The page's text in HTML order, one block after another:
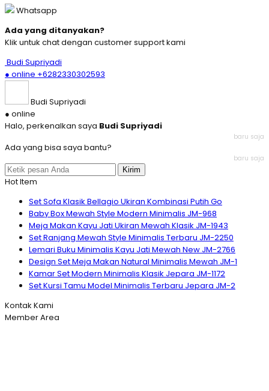
Whatsapp
Ada yang ditanyakan?
Klik untuk chat dengan customer support kami
Budi Supriyadi
● online +6282330302593
Budi Supriyadi
● online
Halo, perkenalkan saya Budi Supriyadi
baru saja
Ada yang bisa saya bantu?
baru saja
Kirim
Hot Item
Set Sofa Klasik Bellagio Ukiran Kombinasi Putih Go
Baby Box Mewah Style Modern Minimalis JM-968
Meja Makan Kayu Jati Ukiran Mewah Klasik JM-1943
Set Ranjang Mewah Style Minimalis Terbaru JM-2250
Lemari Buku Minimalis Kayu Jati Mewah New JM-2766
Design Set Meja Makan Natural Minimalis Mewah JM-1
Kamar Set Modern Minimalis Klasik Jepara JM-1172
Set Kursi Tamu Model Minimalis Terbaru Jepara JM-2
Kontak Kami
Member Area